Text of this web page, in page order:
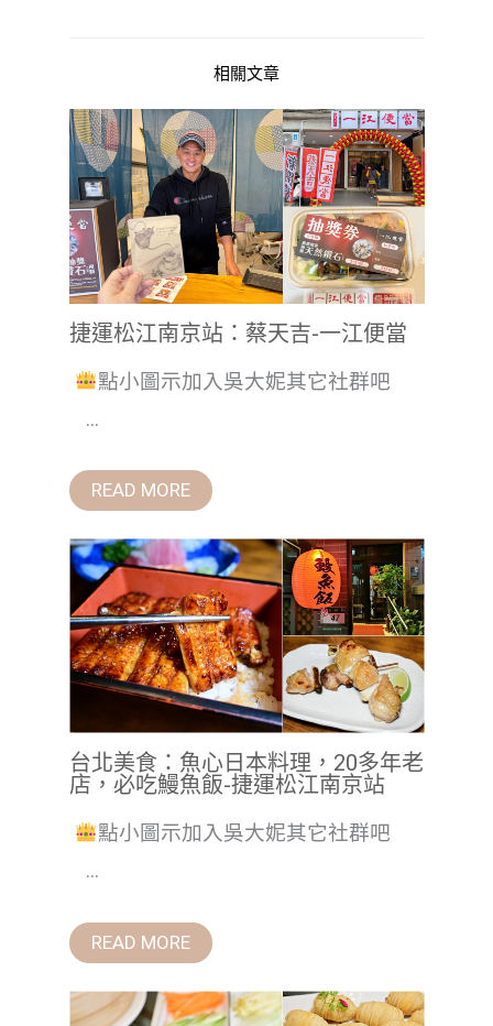
相關文章
捷運松江南京站：蔡天吉-一江便當
點小圖示加入吳大妮其它社群吧
...
READ MORE
台北美食：魚心日本料理，20多年老
店，必吃鰻魚飯-捷運松江南京站
點小圖示加入吳大妮其它社群吧
...
READ MORE